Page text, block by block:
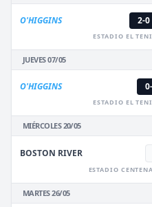
O'HIGGINS 2-0
ESTADIO EL
JUEVES 07/05
O'HIGGINS
ESTADIO EL
MIÉRCOLES 20/05
BOSTON RIVER
ESTADIO
MARTES 26/05